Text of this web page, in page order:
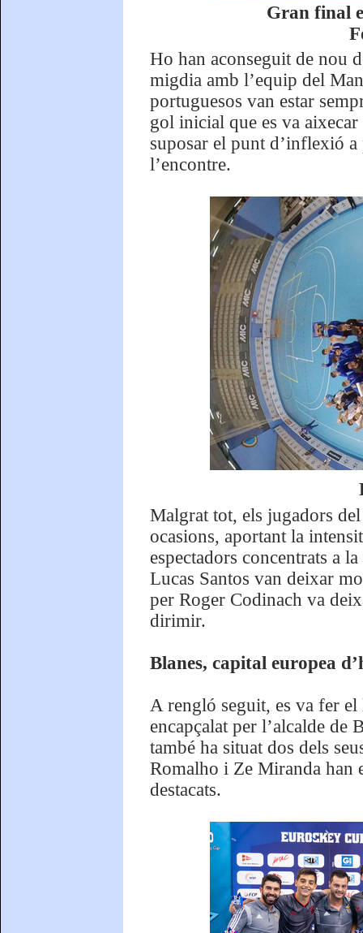
Gran final
Ho han aconseguit de nou
migdia amb l’equip del
portuguesos van estar
gol inicial que es va
suposar el punt d’inflexió
l’encontre.
Malgrat tot, els jugadors
ocasions, aportant la
espectadors concentrats a
Lucas Santos van deixar
per Roger Codinach va
dirimir.
Blanes, capital europea
A rengló seguit, es va fer
encapçalat per l’alcalde de
també ha situat dos dels
Romalho i Ze Miranda han
destacats.